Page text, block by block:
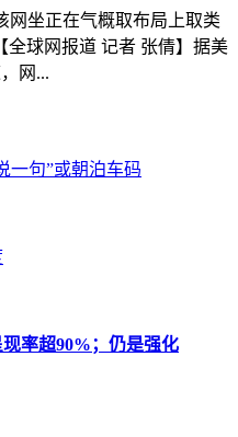
网坐正在气概取布局上取类
全球网报道 记者 张倩】据美
网...
一句”或朝泊车码
率超90%；仍是强化